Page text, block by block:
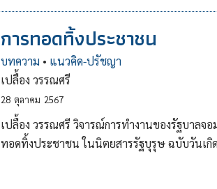
การทอดทิ้งประชาชน
บทความ • แนวคิด-ปรัชญา
เปลื้อง วรรณศรี
28 ตุลาคม 2567
เปลื้อง วรรณศรี วิจารณ์การทำงานของรัฐบาล
ทอดทิ้งประชาชน ในนิตยสารรัฐบุรุษ ฉบับวันเ